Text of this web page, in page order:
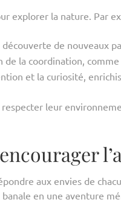
explorer la nature. Par
de nouveaux
la coordination,
et la curiosité,
leur
aux envies de
en une aventure